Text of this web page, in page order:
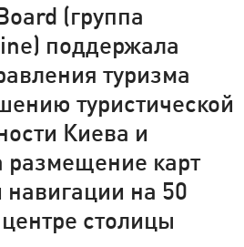
(группа
поддержала
туризма
туристической
Киева и
размещение карт
навигации на 50
столицы